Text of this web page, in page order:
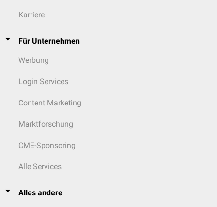
Karriere
Für Unternehmen
Werbung
Login Services
Content Marketing
Marktforschung
CME-Sponsoring
Alle Services
Alles andere